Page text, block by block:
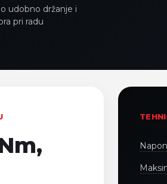
udobno držanje i
pri radu
Napon